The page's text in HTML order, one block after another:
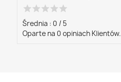
star star star star star
Średnia : 0 / 5
Oparte na 0 opiniach Klientów.